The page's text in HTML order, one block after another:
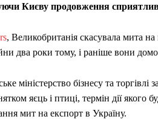
Києву продовження
, Великобританія скасувала мита
два роки тому, і раніше вони
міністерство бізнесу та
яєць і птиці, термін дії
мит на експорт в Україну.